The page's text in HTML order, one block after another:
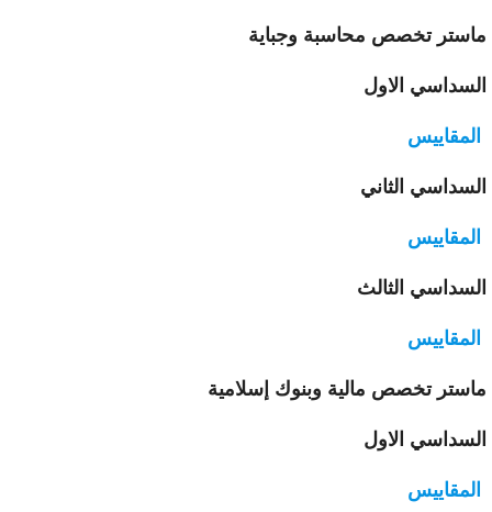
تخصص محاسبة وجباية
الاول
الثاني
الثالث
تخصص مالية وبنوك إسلامية
الاول